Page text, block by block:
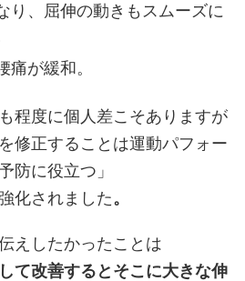
り、屈伸の動きもスムーズに
痛が緩和。
程度に個人差こそありますが
修正することは運動パフォー
防に役立つ」
化されました。
えしたかったことは
て改善するとそこに大きな伸